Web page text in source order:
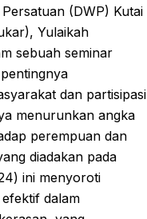
(DWP) Kutai
Yulaikah
sebuah seminar
dan partisipasi
menurunkan angka
perempuan dan
diadakan pada
ini menyoroti
dalam